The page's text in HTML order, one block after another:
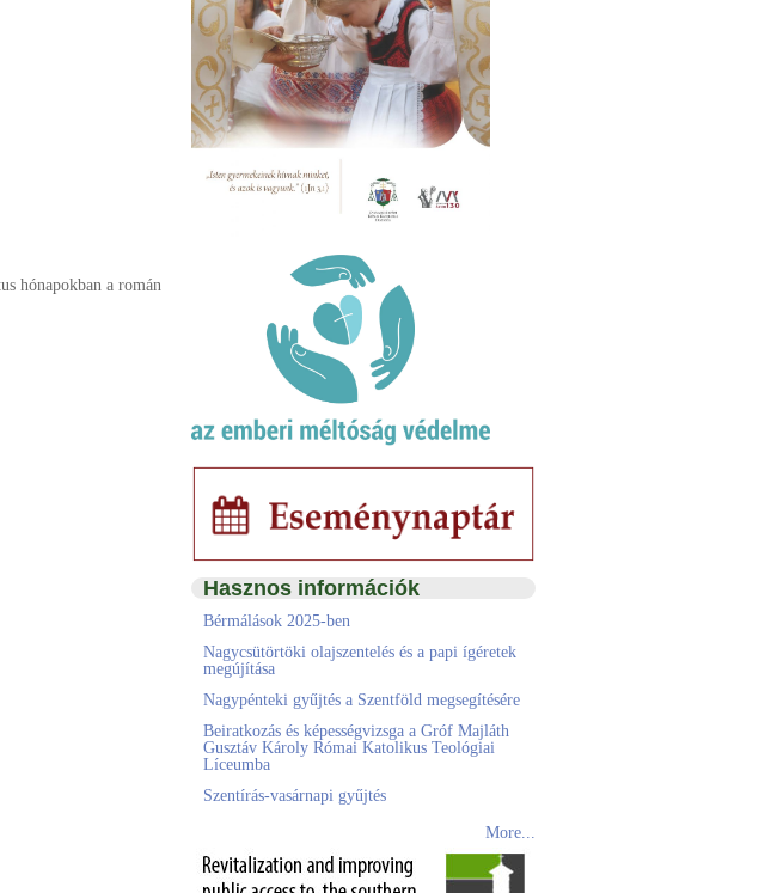
hónapokban a román
Hasznos információk
Bérmálások 2025-ben
Nagycsütörtöki olajszentelés és a papi ígéretek
megújítása
Nagypénteki gyűjtés a Szentföld megsegítésére
Beiratkozás és képességvizsga a Gróf Majláth
Gusztáv Károly Római Katolikus Teológiai
Líceumba
Szentírás-vasárnapi gyűjtés
More...